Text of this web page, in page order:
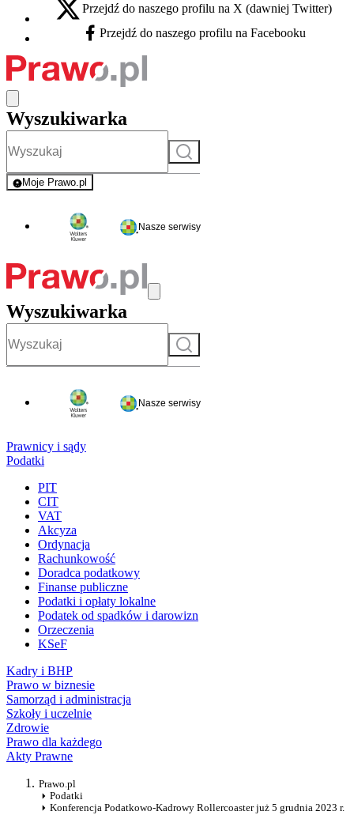
X - otwiera się w nowej karcie
Przejdź do naszego profilu na X (dawniej Twitter)
Facebook - otwiera się w nowej karcie
Przejdź do naszego profilu na Facebooku
Wyszukiwarka
Szukaj
Moje Prawo.pl
- rejestracja i logowanie do serwisu
Nasze serwisy
Wyszukiwarka
Szukaj
Nasze serwisy
Prawnicy i sądy
Podatki
PIT
CIT
VAT
Akcyza
Ordynacja
Rachunkowość
Doradca podatkowy
Finanse publiczne
Podatki i opłaty lokalne
Podatek od spadków i darowizn
Orzeczenia
KSeF
Kadry i BHP
Prawo w biznesie
Samorząd i administracja
Szkoły i uczelnie
Zdrowie
Prawo dla każdego
Akty Prawne
Prawo.pl
Podatki
Konferencja Podatkowo-Kadrowy Rollercoaster już 5 grudnia 2023 r.